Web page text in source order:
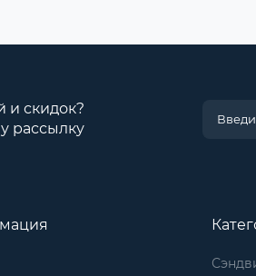
и скидок?
рассылку